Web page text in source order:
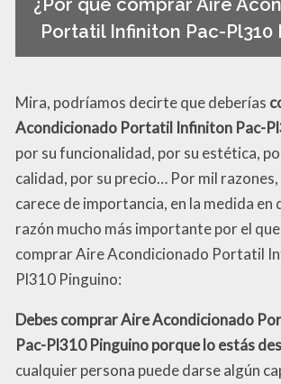
¿Por qué comprar Aire
Portatil Infiniton Pac-Pl310
Mira, podríamos decirte que deberías
Acondicionado Portatil Infiniton Pac-
por su funcionalidad, por su estética,
calidad, por su precio… Por mil
carece de importancia, en la medida en
razón mucho más importante por el
comprar Aire Acondicionado Portatil
Pl310 Pinguino:
Debes comprar Aire Acondicionado
Pac-Pl310 Pinguino porque lo estás
cualquier persona puede darse algún